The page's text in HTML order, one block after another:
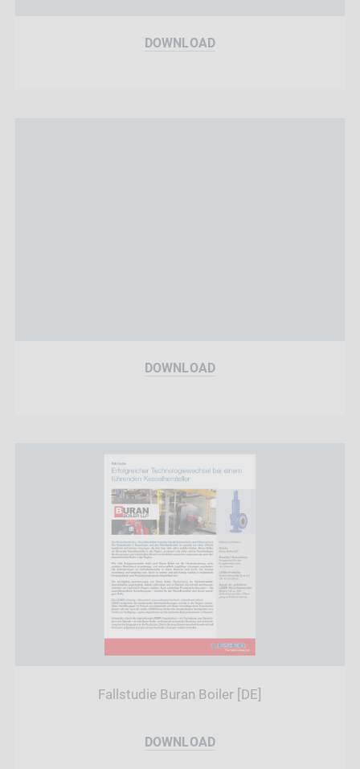
DOWNLOAD
DOWNLOAD
Fallstudie Buran Boiler [DE]
DOWNLOAD